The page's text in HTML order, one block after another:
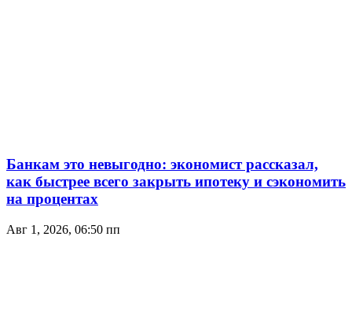
Банкам это невыгодно: экономист рассказал,
как быстрее всего закрыть ипотеку и сэкономить
на процентах
Авг 1, 2026, 06:50 пп